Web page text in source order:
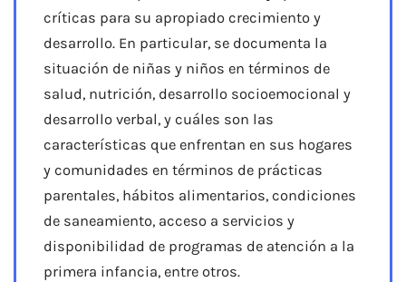
críticas para su apropiado crecimiento y
desarrollo. En particular, se documenta la
situación de niñas y niños en términos de
salud, nutrición, desarrollo socioemocional y
desarrollo verbal, y cuáles son las
características que enfrentan en sus hogares
y comunidades en términos de prácticas
parentales, hábitos alimentarios, condiciones
de saneamiento, acceso a servicios y
disponibilidad de programas de atención a la
primera infancia, entre otros.